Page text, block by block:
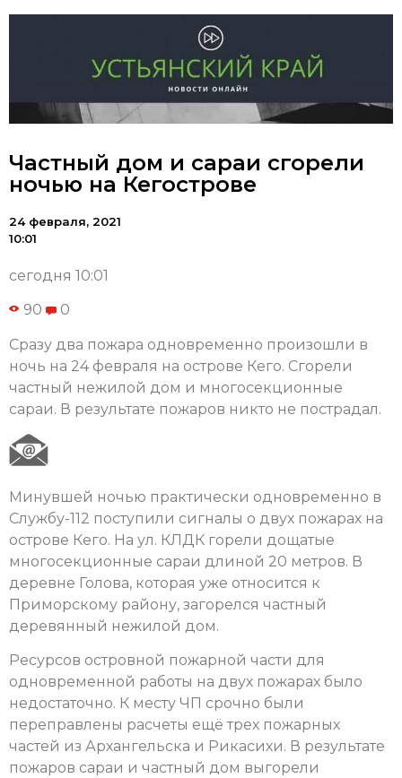
Частный дом и сараи сгорели
ночью на Кегострове
24 февраля, 2021
10:01
сегодня 10:01
90 0
Сразу два пожара одновременно произошли в
ночь на 24 февраля на острове Кего. Сгорели
частный нежилой дом и многосекционные
сараи. В результате пожаров никто не пострадал.
Минувшей ночью практически одновременно в
Службу-112 поступили сигналы о двух пожарах на
острове Кего. На ул. КЛДК горели дощатые
многосекционные сараи длиной 20 метров. В
деревне Голова, которая уже относится к
Приморскому району, загорелся частный
деревянный нежилой дом.
Ресурсов островной пожарной части для
одновременной работы на двух пожарах было
недостаточно. К месту ЧП срочно были
переправлены расчеты ещё трех пожарных
частей из Архангельска и Рикасихи. В результате
пожаров сараи и частный дом выгорели